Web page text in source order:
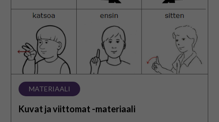
MATERIAALI
Kuvat ja viittomat -materiaali